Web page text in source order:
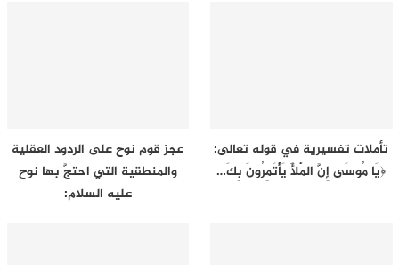
تأملات تفسيرية في قوله تعالى:
﴿يَا مُوسَى إِنَّ الْمَلَأَ يَأْتَمِرُونَ بِكَ…
عجز قوم نوح على الردود العقلية
والمنطقية التي احتجَّ بها نوح
عليه السلام: